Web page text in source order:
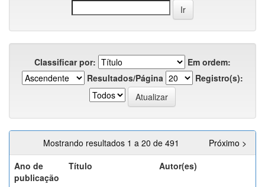
Classificar por:
Em ordem:
Resultados/Página
Registro(s):
Mostrando resultados 1 a 20 de 491
Próximo >
Ano de
publicação
Título Autor(es)